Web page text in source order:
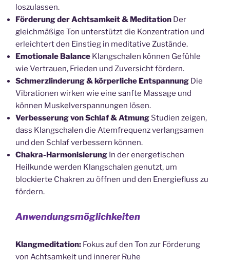
loszulassen.
Förderung der Achtsamkeit & Meditation Der
gleichmäßige Ton unterstützt die Konzentration und
erleichtert den Einstieg in meditative Zustände.
Emotionale Balance Klangschalen können Gefühle
wie Vertrauen, Frieden und Zuversicht fördern.
Schmerzlinderung & körperliche Entspannung Die
Vibrationen wirken wie eine sanfte Massage und
können Muskelverspannungen lösen.
Verbesserung von Schlaf & Atmung Studien zeigen,
dass Klangschalen die Atemfrequenz verlangsamen
und den Schlaf verbessern können.
Chakra-Harmonisierung In der energetischen
Heilkunde werden Klangschalen genutzt, um
blockierte Chakren zu öffnen und den Energiefluss zu
fördern.
Anwendungsmöglichkeiten
Klangmeditation: Fokus auf den Ton zur Förderung
von Achtsamkeit und innerer Ruhe